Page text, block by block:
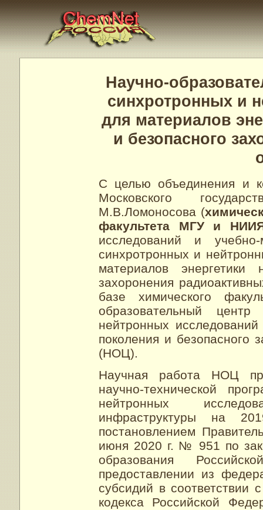
Научно-
синхротронных и
для материалов
и безопасного
С целью объединения и
Московского
М.В.Ломоносова (
факультета МГУ и
исследований и
синхротронных и
материалов энергетики
захоронения
базе химического
образовательный
нейтронных
поколения и безопасного
(НОЦ).
Научная работа НОЦ
научно-технической
нейтронных
инфраструктуры на
постановлением
июня 2020 г. № 951 по
образования
предоставлении из
субсидий в соответствии
кодекса Российской